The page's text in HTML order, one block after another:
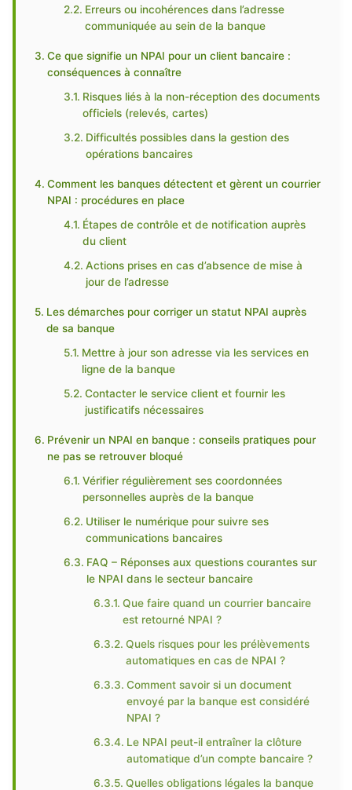
Erreurs ou incohérences dans l’adresse
communiquée au sein de la banque
Ce que signifie un NPAI pour un client bancaire :
conséquences à connaître
Risques liés à la non-réception des documents
officiels (relevés, cartes)
Difficultés possibles dans la gestion des
opérations bancaires
Comment les banques détectent et gèrent un courrier
NPAI : procédures en place
Étapes de contrôle et de notification auprès
du client
Actions prises en cas d’absence de mise à
jour de l’adresse
Les démarches pour corriger un statut NPAI auprès
de sa banque
Mettre à jour son adresse via les services en
ligne de la banque
Contacter le service client et fournir les
justificatifs nécessaires
Prévenir un NPAI en banque : conseils pratiques pour
ne pas se retrouver bloqué
Vérifier régulièrement ses coordonnées
personnelles auprès de la banque
Utiliser le numérique pour suivre ses
communications bancaires
FAQ – Réponses aux questions courantes sur
le NPAI dans le secteur bancaire
Que faire quand un courrier bancaire
est retourné NPAI ?
Quels risques pour les prélèvements
automatiques en cas de NPAI ?
Comment savoir si un document
envoyé par la banque est considéré
NPAI ?
Le NPAI peut-il entraîner la clôture
automatique d’un compte bancaire ?
Quelles obligations légales la banque